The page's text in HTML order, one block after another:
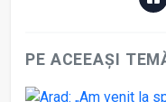
PE ACEEAȘI